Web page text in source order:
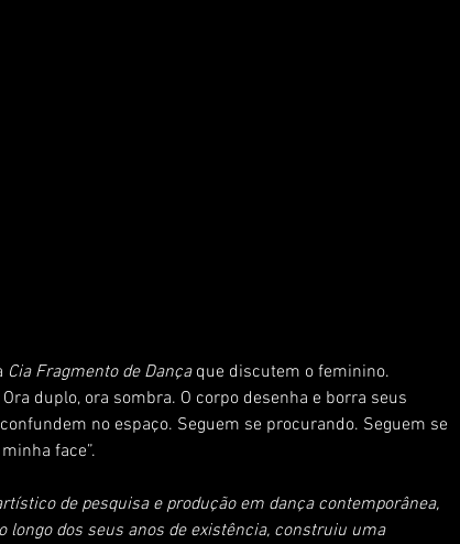
Cia Fragmento de Dança que discutem o feminino.
duplo, ora sombra. O corpo desenha e borra seus
no espaço. Seguem se procurando. Seguem se
face”.
de pesquisa e produção em dança contemporânea,
longo dos seus anos de existência, construiu uma